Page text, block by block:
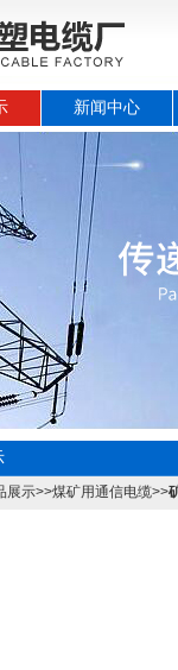
新闻中心
展示>>煤矿用通信电缆>>